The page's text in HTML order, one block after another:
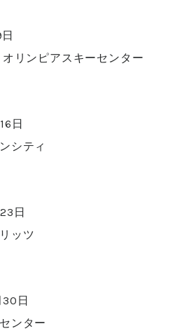
リンピアスキーセンター
日
シティ
日
ッツ
日
ンター